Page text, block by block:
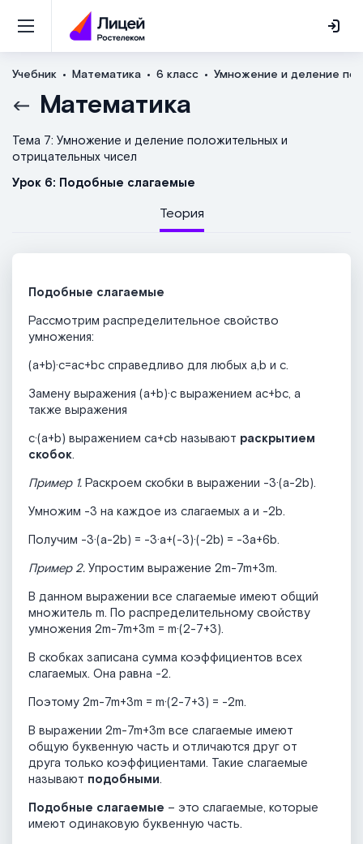
Учебник Математика 6 класс Умножение и деление
Математика
Тема 7: Умножение и деление положительных и
отрицательных чисел
Урок 6: Подобные слагаемые
Теория
Подобные слагаемые
Рассмотрим распределительное свойство
умножения:
(a+b)·c=ac+bc справедливо для любых а,b и с.
Замену выражения (a+b)·c выражением ac+bc, а
также выражения
с·(a+b) выражением сa+сb называют раскрытием
скобок.
Пример 1. Раскроем скобки в выражении -3·(а-2b).
Умножим -3 на каждое из слагаемых а и -2b.
Получим -3·(а-2b) = -3·a+(-3)·(-2b) = -3a+6b.
Пример 2. Упростим выражение 2m-7m+3m.
В данном выражении все слагаемые имеют общий
множитель m. По распределительному свойству
умножения 2m-7m+3m = m·(2-7+3).
В скобках записана сумма коэффициентов всех
слагаемых. Она равна -2.
Поэтому 2m-7m+3m = m·(2-7+3) = -2m.
В выражении 2m-7m+3m все слагаемые имеют
общую буквенную часть и отличаются друг от
друга только коэффициентами. Такие слагаемые
называют подобными.
Подобные слагаемые – это слагаемые, которые
имеют одинаковую буквенную часть.